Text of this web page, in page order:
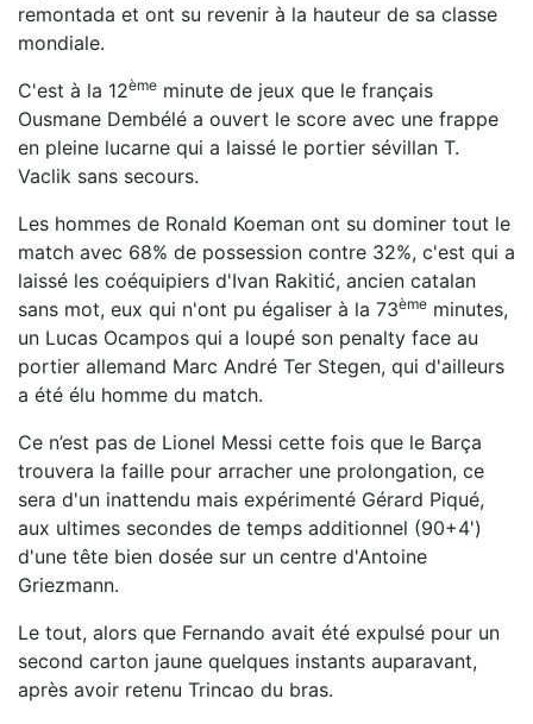
remontada et ont su revenir à la hauteur de sa classe
mondiale.
C'est à la 12ème minute de jeux que le français
Ousmane Dembélé a ouvert le score avec une frappe
en pleine lucarne qui a laissé le portier sévillan T.
Vaclik sans secours.
Les hommes de Ronald Koeman ont su dominer tout le
match avec 68% de possession contre 32%, c'est qui a
laissé les coéquipiers d'Ivan Rakitić, ancien catalan
sans mot, eux qui n'ont pu égaliser à la 73ème minutes,
un Lucas Ocampos qui a loupé son penalty face au
portier allemand Marc André Ter Stegen, qui d'ailleurs
a été élu homme du match.
Ce n’est pas de Lionel Messi cette fois que le Barça
trouvera la faille pour arracher une prolongation, ce
sera d'un inattendu mais expérimenté Gérard Piqué,
aux ultimes secondes de temps additionnel (90+4')
d'une tête bien dosée sur un centre d'Antoine
Griezmann.
Le tout, alors que Fernando avait été expulsé pour un
second carton jaune quelques instants auparavant,
après avoir retenu Trincao du bras.